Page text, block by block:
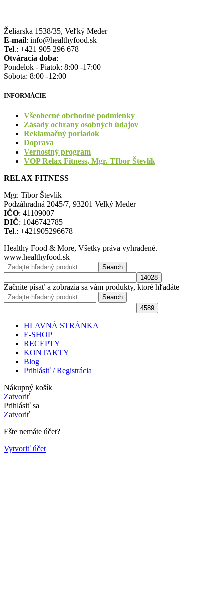
Želiarska 1538/35, Veľký Meder
E-mail: info@healthyfood.sk
Tel.: +421 905 296 678
Otváracia doba:
Pondelok - Piatok: 8:00 -17:00
Sobota: 8:00 -12:00
INFORMÁCIE
Všeobecné obchodné podmienky
Zásady ochrany osobných údajov
Reklamačný poriadok
Doprava
Vernostný program
VOP Relax Fitness, Mgr. TIbor Števlík
RELAX FITNESS
Mgr. Tibor Števlik
Podzáhradná 2045/7, 93201 Velký Meder
IČO: 41109007
DIČ: 1046742785
Tel.: +421905296678
Healthy Food & More, Všetky práva vyhradené.
www.healthyfood.sk
Search
Začnite písať a zobrazia sa vám produkty, ktoré hľadáte
Search
HLAVNÁ STRÁNKA
E-SHOP
RECEPTY
KONTAKTY
Blog
Prihlásiť / Registrácia
Nákupný košík
Zatvoriť
Prihlásiť sa
Zatvoriť
Ešte nemáte účet?
Vytvoriť účet